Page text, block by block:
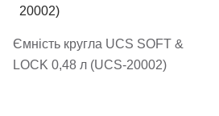
Ємність кругла UCS SOFT &
LOCK 0,48 л (UCS-20002)